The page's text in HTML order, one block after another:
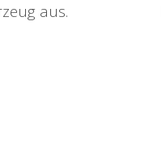
aus.